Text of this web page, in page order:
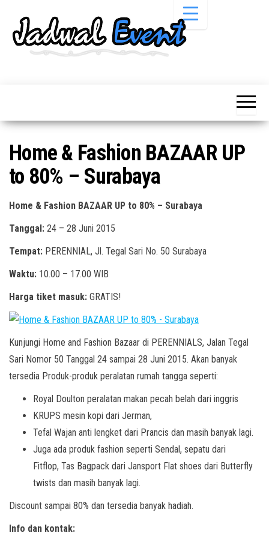
Pameran,
Acara &
Promo
Terbaru
Pameran,
Bazaar,
Workshop,
Job Fair,
Lomba dll.
Home & Fashion BAZAAR UP
to 80% – Surabaya
Home & Fashion BAZAAR UP to 80% – Surabaya
Tanggal: 24 – 28 Juni 2015
Tempat: PERENNIAL, Jl. Tegal Sari No. 50 Surabaya
Waktu: 10.00 – 17.00 WIB
Harga tiket masuk: GRATIS!
Kunjungi Home and Fashion Bazaar di PERENNIALS, Jalan Tegal
Sari Nomor 50 Tanggal 24 sampai 28 Juni 2015. Akan banyak
tersedia Produk-produk peralatan rumah tangga seperti:
Royal Doulton peralatan makan pecah belah dari inggris
KRUPS mesin kopi dari Jerman,
Tefal Wajan anti lengket dari Prancis dan masih banyak lagi.
Juga ada produk fashion seperti Sendal, sepatu dari
Fitflop, Tas Bagpack dari Jansport Flat shoes dari Butterfly
twists dan masih banyak lagi.
Discount sampai 80% dan tersedia banyak hadiah.
Info dan kontak: